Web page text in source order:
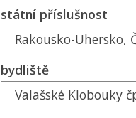
státní příslušnost
Rakousko-Uhersko,
bydliště
Valašské Klobouky